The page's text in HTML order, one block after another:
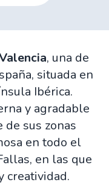
, una de
situada en
Ibérica.
y agradable
sus zonas
en todo el
en las que
creatividad.